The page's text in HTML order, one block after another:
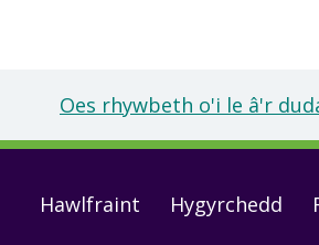
Oes rhywbeth o'i le â'r
Footer
Hawlfraint Hygyrchedd